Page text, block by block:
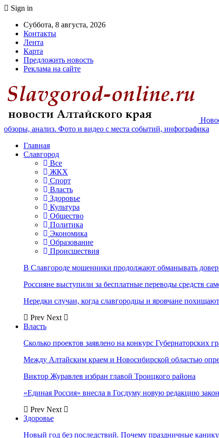
Sign in
Суббота, 8 августа, 2026
Контакты
Лента
Карта
Предложить новость
Реклама на сайте
обзоры, анализ. Фото и видео с места событий, инфографика
Главная
Славгород
Все
ЖКХ
Спорт
Власть
Здоровье
Культура
Общество
Политика
Экономика
Образование
Происшествия
В Славгороде мошенники продолжают обманывать
Россияне выступили за бесплатные переводы средств
Нередки случаи, когда славгородцы и яровчане
Prev Next
Власть
Сколько проектов заявлено на конкурс Губернаторских
Между Алтайским краем и Новосибирской областью
Виктор Журавлев избран главой Троицкого района
«Единая Россия» внесла в Госдуму новую редакцию
Prev Next
Здоровье
Новый год без последствий. Почему праздничные